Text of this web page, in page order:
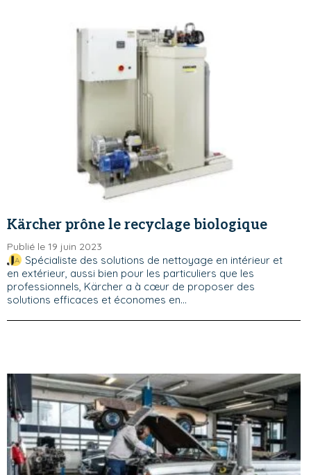
Kärcher prône le recyclage biologique
Publié le 19 juin 2023
Spécialiste des solutions de nettoyage en intérieur et
en extérieur, aussi bien pour les particuliers que les
professionnels, Kärcher a à cœur de proposer des
solutions efficaces et économes en...